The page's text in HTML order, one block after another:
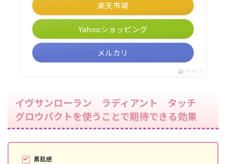
楽天市場
Yahooショッピング
メルカリ
ポチップ
イヴサンローラン ラディアント タッチ
グロウパクトを使うことで期待できる効果
素肌感